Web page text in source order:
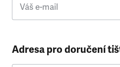
Váš e-mail
Adresa pro doručení